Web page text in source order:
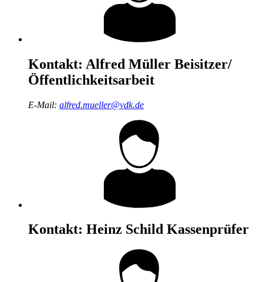
Kontakt: Alfred Müller Beisitzer/
Öffentlichkeitsarbeit
E-Mail: alfred.mueller@vdk.de
Kontakt: Heinz Schild Kassenprüfer